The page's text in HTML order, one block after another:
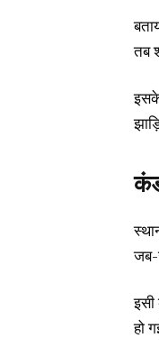
तब
जब-
हो